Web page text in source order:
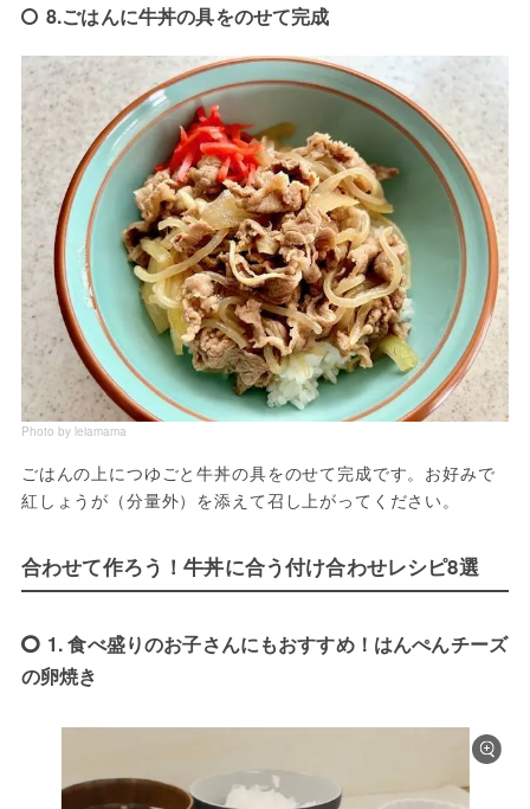
8.ごはんに牛丼の具をのせて完成
Photo by leiamama
ごはんの上につゆごと牛丼の具をのせて完成です。お好みで
紅しょうが（分量外）を添えて召し上がってください。
合わせて作ろう！牛丼に合う付け合わせレシピ8選
1. 食べ盛りのお子さんにもおすすめ！はんぺんチーズ
の卵焼き